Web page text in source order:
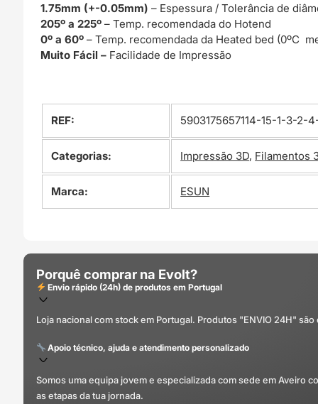
1.75mm (+-0.05mm)– Espessura / Tolerância de
205º a 225º– Temp. recomendada do Hotend
0º a 60º– Temp. recomendada da Heated bed (0ºC
Muito Fácil – Facilidade de Impressão
REF: 5903175657114-15-1-3-2-
Categorias: Impressão 3D, Filamentos
Marca: ESUN
Porquê comprar na Evolt?
Envio rápido (24h) de produtos em Portugal
Loja nacional com stock em Portugal. Produtos "ENVIO 24H"
Apoio técnico, ajuda e atendimento personalizado
Somos uma equipa jovem e especializada com sede em Aveiro
as etapas da tua jornada.